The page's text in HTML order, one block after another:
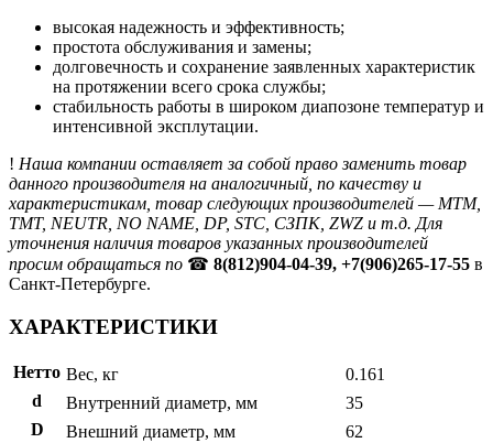
высокая надежность и эффективность;
простота обслуживания и замены;
долговечность и сохранение заявленных характеристик
на протяжении всего срока службы;
стабильность работы в широком диапозоне температур и
интенсивной эксплутации.
! Наша компании оставляет за собой право заменить товар
данного производителя на аналогичный, по качеству и
характеристикам, товар следующих производителей — MTM,
TMT, NEUTR, NO NAME, DP, STC, СЗПК, ZWZ и т.д. Для
уточнения наличия товаров указанных производителей
просим обращаться по ☎ 8(812)904-04-39, +7(906)265-17-55 в
Санкт-Петербурге.
ХАРАКТЕРИСТИКИ
Нетто Вес, кг
0.161
d
Внутренний диаметр, мм
35
D
Внешний диаметр, мм
62